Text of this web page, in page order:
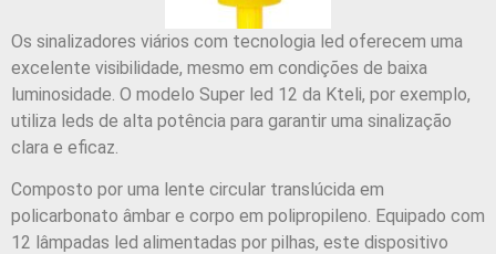
Os sinalizadores viários com tecnologia led oferecem uma
excelente visibilidade, mesmo em condições de baixa
luminosidade. O modelo Super led 12 da Kteli, por exemplo,
utiliza leds de alta potência para garantir uma sinalização
clara e eficaz.
Composto por uma lente circular translúcida em
policarbonato âmbar e corpo em polipropileno. Equipado com
12 lâmpadas led alimentadas por pilhas, este dispositivo